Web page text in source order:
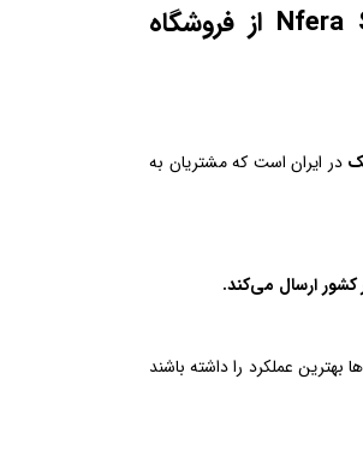
چرا خرید لاستیک نکسن سایز 225/45R18 طرح گل Nfera Supreme از فروشگاه
در ایران است که مشتریان به
کشور ارسال می‌کند.
بهترین عملکرد را داشته باشند